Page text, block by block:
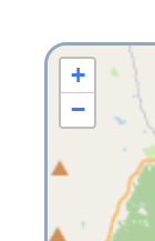
+
−